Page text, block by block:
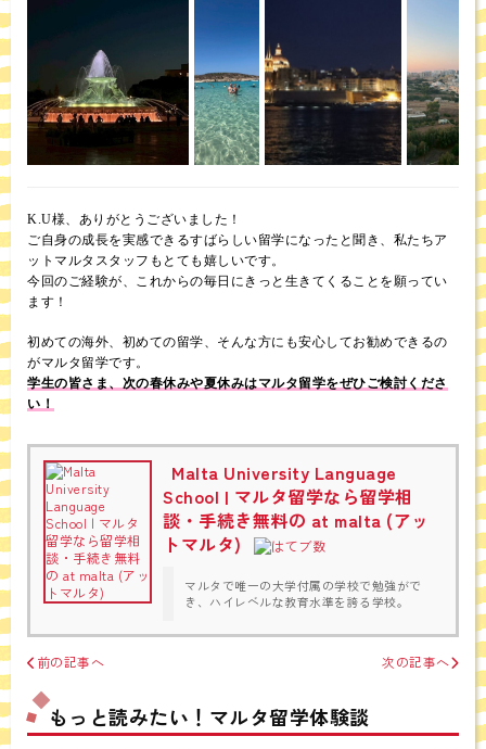
K.U様、ありがとうございました！
ご自身の成長を実感できるすばらしい留学になったと聞き、私たちア
ットマルタスタッフもとても嬉しいです。
今回のご経験が、これからの毎日にきっと生きてくることを願ってい
ます！
初めての海外、初めての留学、そんな方にも安心してお勧めできるの
がマルタ留学です。
学生の皆さま、次の春休みや夏休みはマルタ留学をぜひご検討くださ
い！
Malta University Language
School | マルタ留学なら留学相
談・手続き無料の at malta (アッ
トマルタ)
マルタで唯一の大学付属の学校で勉強がで
き、ハイレベルな教育水準を誇る学校。
前の記事へ 次の記事へ
もっと読みたい！マルタ留学体験談